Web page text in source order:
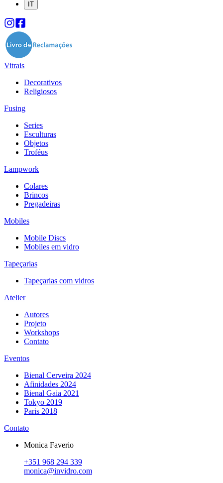
IT
Vitrais
Decorativos
Religiosos
Fusing
Series
Esculturas
Objetos
Troféus
Lampwork
Colares
Brincos
Pregadeiras
Mobiles
Mobile Discs
Mobiles em vidro
Tapeçarias
Tapeçarias com vidros
Atelier
Autores
Projeto
Workshops
Contato
Eventos
Bienal Cerveira 2024
Afinidades 2024
Bienal Gaia 2021
Tokyo 2019
Paris 2018
Contato
Monica Faverio
+351 968 294 339
monica@invidro.com